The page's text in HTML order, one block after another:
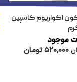
اکواریوم کاسپین
موجود
520,000تومان